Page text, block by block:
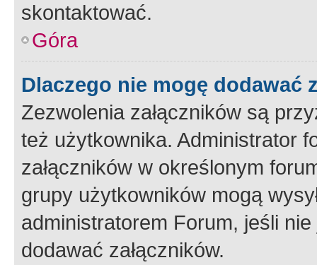
skontaktować.
Góra
Dlaczego nie mogę dodawać
Zezwolenia załączników są
też użytkownika. Administrator
załączników w określonym
grupy użytkowników mogą
administratorem Forum, jeśli
dodawać załączników.